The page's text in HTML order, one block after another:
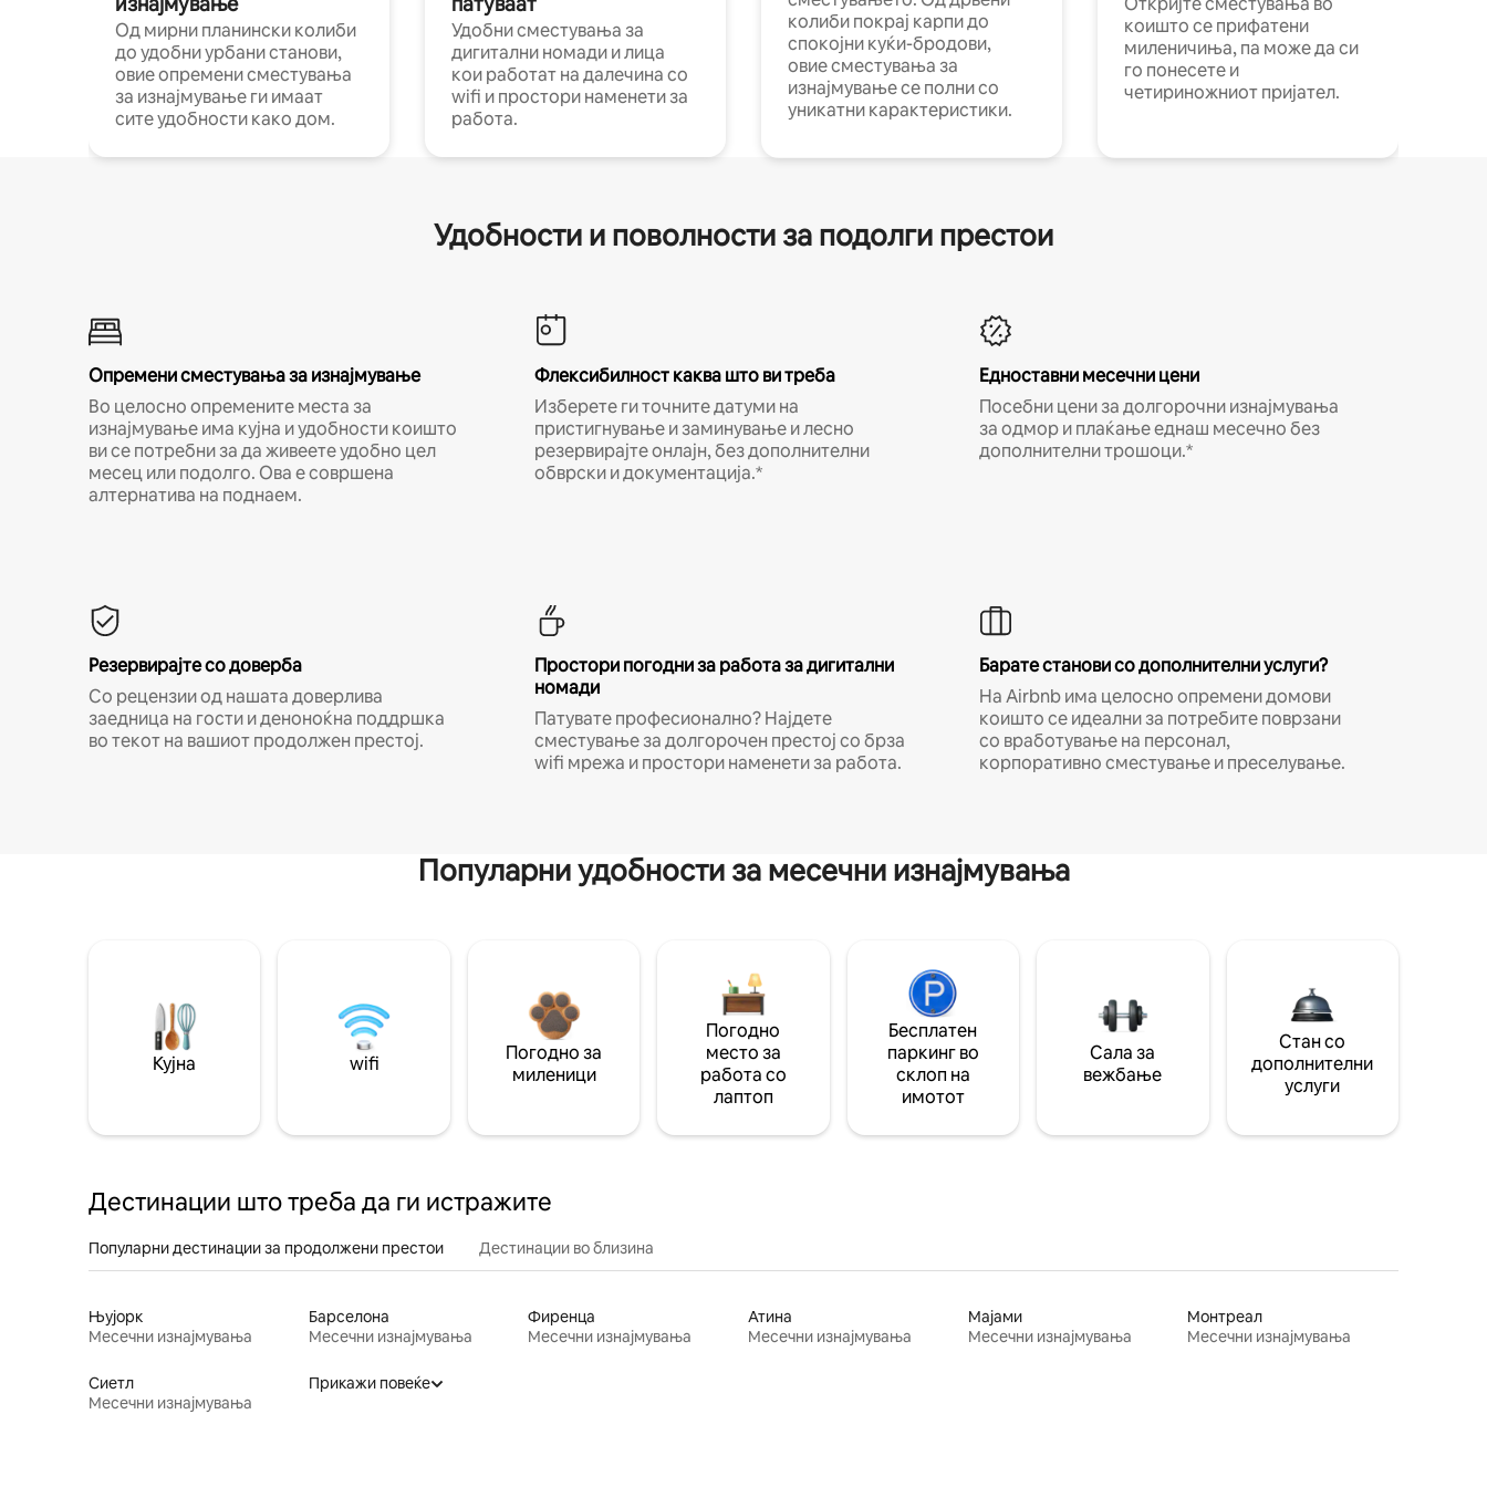
Од мирни планински колиби
до удобни урбани станови,
овие опремени сместувања
за изнајмување ги имаат
сите удобности како дом.
Удобни сместувања за
дигитални номади и лица
кои работат на далечина со
wifi и простори наменети за
работа.
колиби покрај карпи до
спокојни куќи-бродови,
овие сместувања за
изнајмување се полни со
уникатни карактеристики.
коишто се прифатени
миленичиња, па може да си
го понесете и
четириножниот пријател.
Удобности и поволности за подолги престои
Опремени сместувања за изнајмување
Во целосно опремените места за
изнајмување има кујна и удобности коишто
ви се потребни за да живеете удобно цел
месец или подолго. Ова е совршена
алтернатива на поднаем.
Флексибилност каква што ви треба
Изберете ги точните датуми на
пристигнување и заминување и лесно
резервирајте онлајн, без дополнителни
обврски и документација.*
Едноставни месечни цени
Посебни цени за долгорочни изнајмувања
за одмор и плаќање еднаш месечно без
дополнителни трошоци.*
Резервирајте со доверба
Со рецензии од нашата доверлива
заедница на гости и деноноќна поддршка
во текот на вашиот продолжен престој.
Простори погодни за работа за дигитални
номади
Патувате професионално? Најдете
сместување за долгорочен престој со брза
wifi мрежа и простори наменети за работа.
Барате станови со дополнителни услуги?
На Airbnb има целосно опремени домови
коишто се идеални за потребите поврзани
со вработување на персонал,
корпоративно сместување и преселување.
Популарни удобности за месечни изнајмувања
Кујна wifi
Погодно за
миленици
Погодно
место за
работа со
лаптоп
Бесплатен
паркинг во
склоп на
имотот
Сала за
вежбање
Стан со
дополнителни
услуги
Дестинации што треба да ги истражите
Популарни дестинации за продолжени престои Дестинации во близина
Њујорк
Месечни изнајмувања
Барселона
Месечни изнајмувања
Фиренца
Месечни изнајмувања
Атина
Месечни изнајмувања
Мајами
Месечни изнајмувања
Монтреал
Месечни изнајмувања
Сиетл
Месечни изнајмувања
Прикажи повеќе